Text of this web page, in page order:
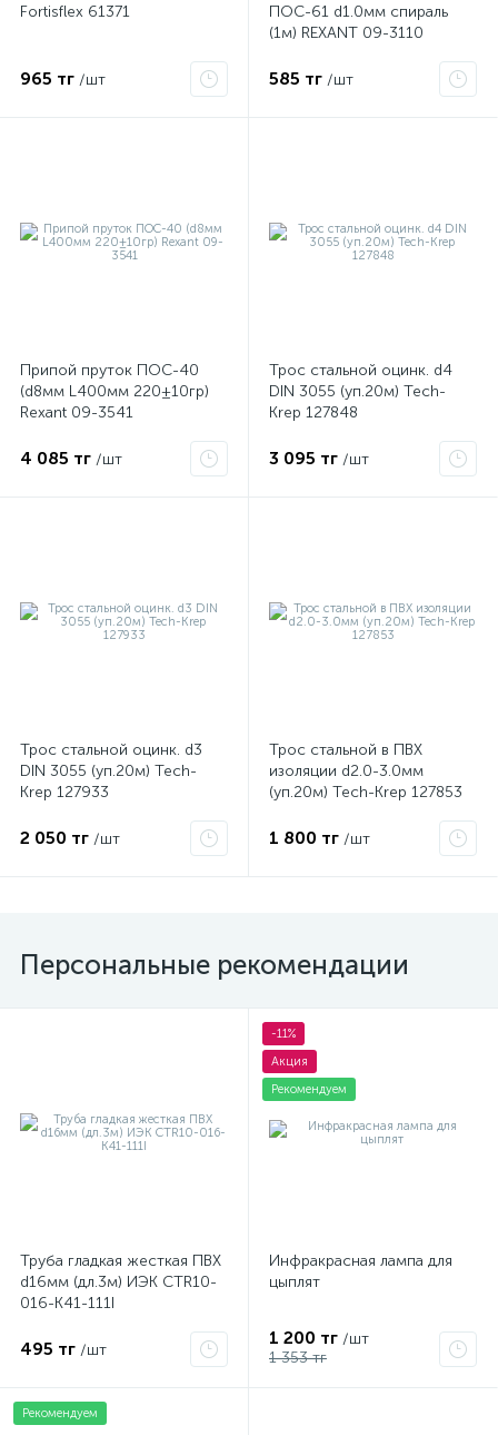
Fortisflex 61371
965 тг /шт
ПОС-61 d1.0мм спираль
(1м) REXANT 09-3110
585 тг /шт
Припой пруток ПОС-40
(d8мм L400мм 220±10гр)
Rexant 09-3541
4 085 тг /шт
Трос стальной оцинк. d4
DIN 3055 (уп.20м) Tech-
Krep 127848
3 095 тг /шт
Трос стальной оцинк. d3
DIN 3055 (уп.20м) Tech-
Krep 127933
2 050 тг /шт
Трос стальной в ПВХ
изоляции d2.0-3.0мм
(уп.20м) Tech-Krep 127853
1 800 тг /шт
Персональные рекомендации
Труба гладкая жесткая ПВХ
d16мм (дл.3м) ИЭК CTR10-
016-K41-111I
495 тг /шт
-11%
Акция
Рекомендуем
Инфракрасная лампа для
цыплят
1 200 тг /шт
1 353 тг
Рекомендуем